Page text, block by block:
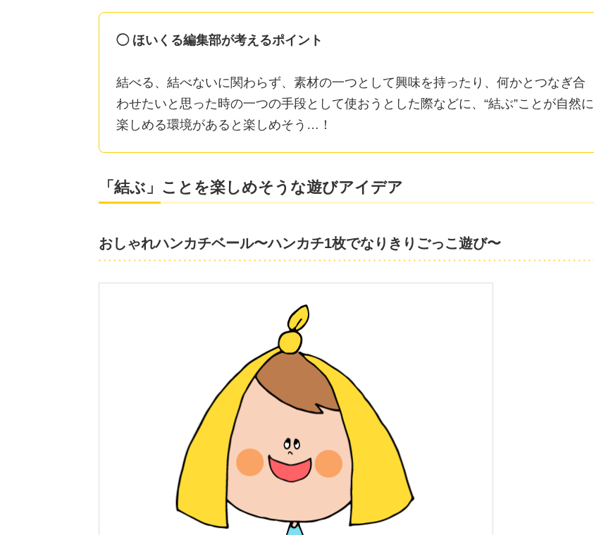
◯ ほいくる編集部が考えるポイント
結べる、結べないに関わらず、素材の一つとして興味を持ったり、何かとつなぎ合
わせたいと思った時の一つの手段として使おうとした際などに、“結ぶ”ことが自然に
楽しめる環境があると楽しめそう…！
「結ぶ」ことを楽しめそうな遊びアイデア
おしゃれハンカチベール〜ハンカチ1枚でなりきりごっこ遊び〜